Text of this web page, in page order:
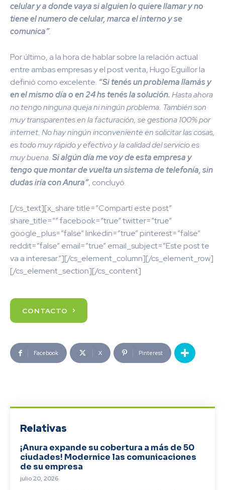
celular y a donde vaya si alguien lo quiere llamar y no
tiene el numero de celular, marca el interno y se
comunica”.
Por último, a la hora de hablar sobre la relación actual
entre ambas empresas y el post venta, Hugo Eguillorla
definió como excelente. “Si tenés un problema llamás y
en el mismo día o en 24 hs tenés la solución.Hasta ahora
no tengo ninguna queja ni ningún problema. También son
muy transparentes en la facturación, se gestiona 100% por
internet. No hay ningún inconveniente en solicitar las cosas,
es todo muy rápido y efectivo y la calidad del servicio es
muy buena. Si algún día me voy de esta empresa y
tengo que montar de vuelta un sistema de telefonía, sin
dudas iría con Anura”, concluyó.
[/cs_text][x_share title=”Compartí este post”
share_title=”” facebook=”true” twitter=”true”
google_plus=”false” linkedin=”true” pinterest=”false”
reddit=”false” email=”true” email_subject=”Este post te
va a interesar.”][/cs_element_column][/cs_element_row]
[/cs_element_section][/cs_content]
CONTACTO
Facebook X Pinterest
Relativas
¡Anura expande su cobertura a más de 50
ciudades! Modernice las comunicaciones
de su empresa
julio 20, 2026